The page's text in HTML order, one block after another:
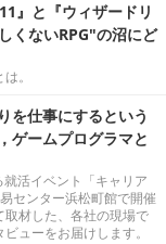
』と『ウィザードリ
くないRPG"の沼にど
。
を仕事にするという
ゲームプログラマと
活イベント「キャリア
センター浜松町館で開催
材した、各社の現場で
ューをお届けします。